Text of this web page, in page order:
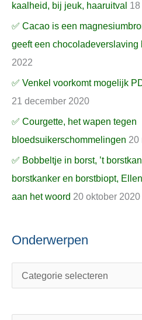
kaalheid, bij jeuk, haaruitval
✅ Cacao is een
geeft een chocoladeverslaving
2022
✅ Venkel voorkomt mogelijk
21 december 2020
✅ Courgette, het wapen tegen
bloedsuikerschommelingen 20
✅ Bobbeltje in borst, ’t
borstkanker en borstbiopt,
aan het woord 20 oktober 2020
Onderwerpen